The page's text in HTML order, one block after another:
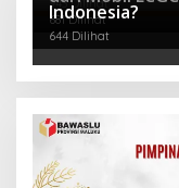
943 Dilihat
681 Dilihat
Indonesia?
644 Dilihat